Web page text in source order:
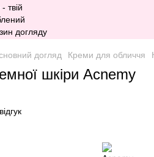
догляд Креми для обличчя
шкіри Acnemy